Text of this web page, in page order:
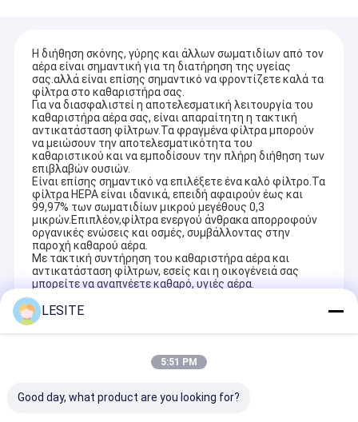
Η διήθηση σκόνης, γύρης και άλλων σωματιδίων από τον
αέρα είναι σημαντική για τη διατήρηση της υγείας
σας.αλλά είναι επίσης σημαντικό να φροντίζετε καλά τα
φίλτρα στο καθαριστήρα σας.
Για να διασφαλιστεί η αποτελεσματική λειτουργία του
καθαριστήρα αέρα σας, είναι απαραίτητη η τακτική
αντικατάσταση φίλτρων.Τα φραγμένα φίλτρα μπορούν
να μειώσουν την αποτελεσματικότητα του
καθαριστικού και να εμποδίσουν την πλήρη διήθηση των
επιβλαβών ουσιών.
Είναι επίσης σημαντικό να επιλέξετε ένα καλό φίλτρο.Τα
φίλτρα HEPA είναι ιδανικά, επειδή αφαιρούν έως και
99,97% των σωματιδίων μικρού μεγέθους 0,3
μικρών.Επιπλέον,φίλτρα ενεργού άνθρακα απορροφούν
οργανικές ενώσεις και οσμές, συμβάλλοντας στην
παροχή καθαρού αέρα.
Με τακτική συντήρηση του καθαριστήρα αέρα και
αντικατάσταση φίλτρων, εσείς και η οικογένειά σας
μπορείτε να αναπνέετε καθαρό, υγιές αέρα.
Recommended Products
LESITE
5:51 PM
Good day, what product are you looking for?